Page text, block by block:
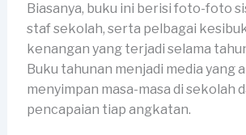
Biasanya, buku ini berisi foto-foto
staf sekolah, serta pelbagai
kenangan yang terjadi selama
Buku tahunan menjadi media yang
menyimpan masa-masa di sekolah
pencapaian tiap angkatan.